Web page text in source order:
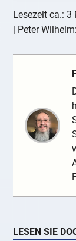
Lesezeit ca.: 3
| Peter Wilhelm:
LESEN SIE